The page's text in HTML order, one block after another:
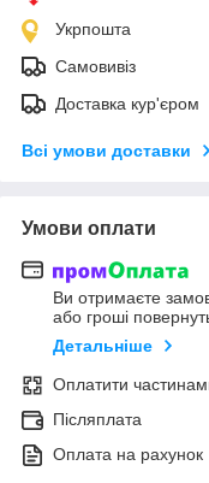
Укрпошта
Самовивіз
Доставка кур'єром
Всі умови доставки
Умови оплати
Ви отримаєте
або гроші
Детальніше
Оплатити
Післяплата
Оплата на рахунок